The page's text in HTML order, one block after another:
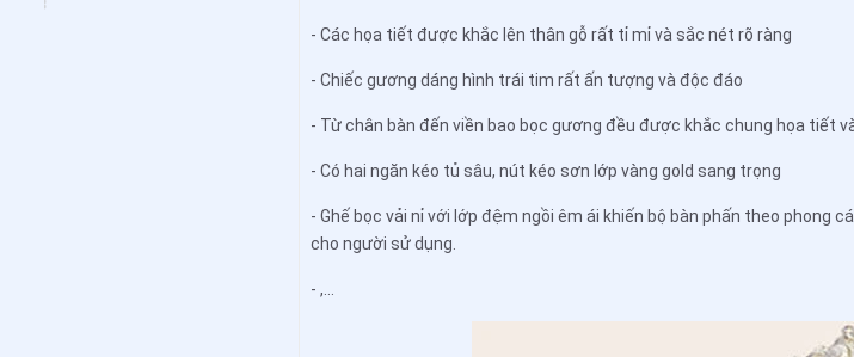
- Các họa tiết được khắc lên thân gỗ rất tỉ mỉ và sắc nét rõ ràng
- Chiếc gương dáng hình trái tim rất ấn tượng và độc đáo
- Từ chân bàn đến viền bao bọc gương đều được khắc chung họa tiết
- Có hai ngăn kéo tủ sâu, nút kéo sơn lớp vàng gold sang trọng
- Ghế bọc vải nỉ với lớp đệm ngồi êm ái khiến bộ bàn phấn theo phong
cho người sử dụng.
- ,...